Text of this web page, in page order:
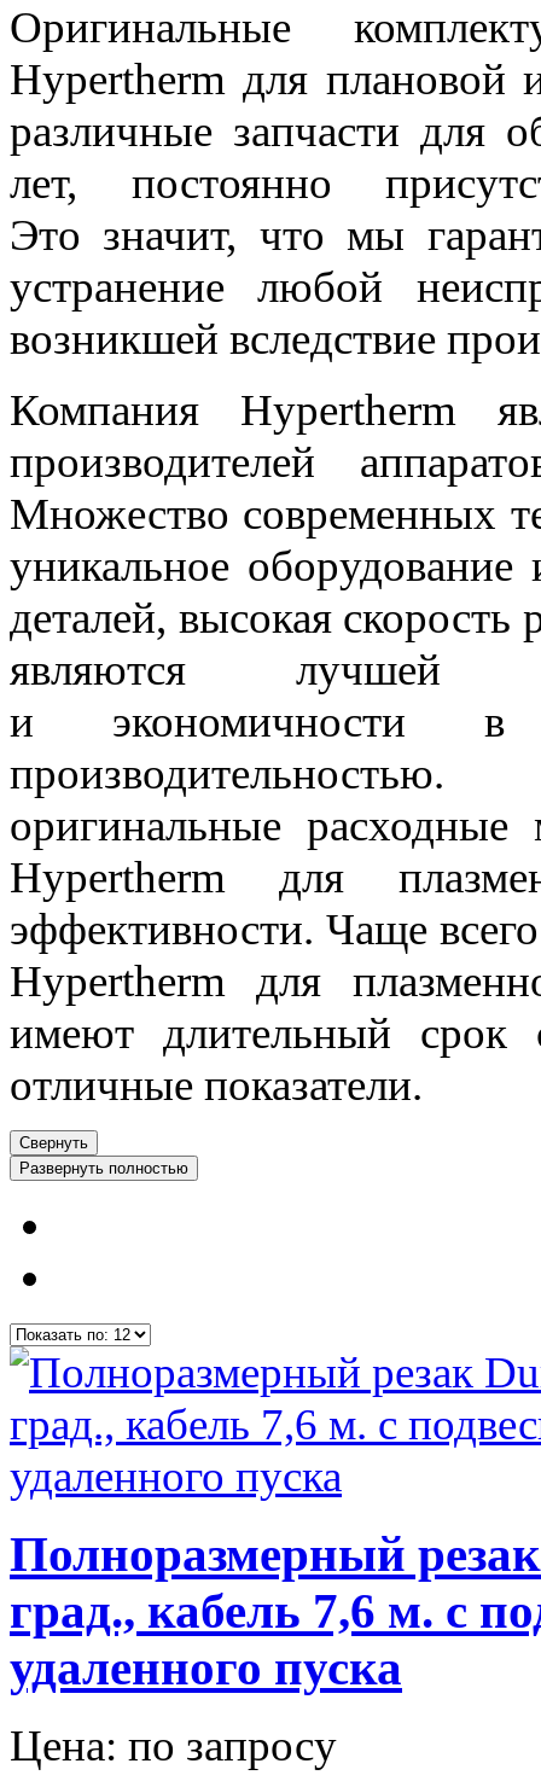
Оригинальные
Hypertherm для плановой
различные запчасти для
лет, постоянно
Это значит, что мы
устранение любой
возникшей вследствие
Компания Hypertherm
производителей
Множество современных
уникальное
деталей, высокая
являются лучшей
и экономичности в
оригинальные
Hypertherm для
эффективности. Чаще
Hypertherm для
имеют длительный срок
отличные показатели.
Свернуть
Развернуть полностью
Полноразмерный
град., кабель 7,6 м. с
удаленного пуска
Цена: по запросу